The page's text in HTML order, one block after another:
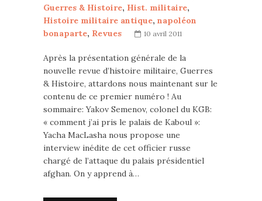
Guerres & Histoire, Hist. militaire,
Histoire militaire antique, napoléon
bonaparte, Revues 10 avril 2011
Après la présentation générale de la
nouvelle revue d’histoire militaire, Guerres
& Histoire, attardons nous maintenant sur le
contenu de ce premier numéro ! Au
sommaire: Yakov Semenov, colonel du KGB:
« comment j’ai pris le palais de Kaboul »:
Yacha MacLasha nous propose une
interview inédite de cet officier russe
chargé de l’attaque du palais présidentiel
afghan. On y apprend à…